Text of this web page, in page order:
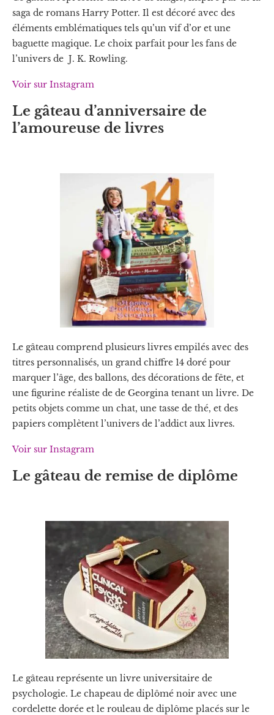
saga de romans Harry Potter. Il est décoré avec des
éléments emblématiques tels qu’un vif d’or et une
baguette magique. Le choix parfait pour les fans de
l’univers de J. K. Rowling.
Voir sur Instagram
Le gâteau d’anniversaire de
l’amoureuse de livres
Le gâteau comprend plusieurs livres empilés avec des
titres personnalisés, un grand chiffre 14 doré pour
marquer l’âge, des ballons, des décorations de fête, et
une figurine réaliste de de Georgina tenant un livre. De
petits objets comme un chat, une tasse de thé, et des
papiers complètent l’univers de l’addict aux livres.
Voir sur Instagram
Le gâteau de remise de diplôme
Le gâteau représente un livre universitaire de
psychologie. Le chapeau de diplômé noir avec une
cordelette dorée et le rouleau de diplôme placés sur le